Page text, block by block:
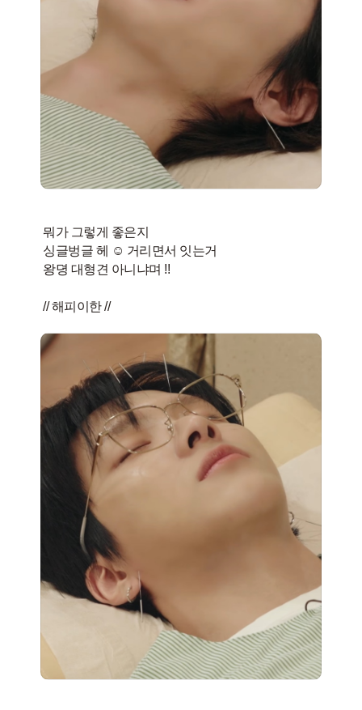
뭐가 그렇게 좋은지
싱글벙글 헤 ☺️ 거리면서 잇는거
왕뎡 대형견 아니냐며 !!
// 해피이한 //